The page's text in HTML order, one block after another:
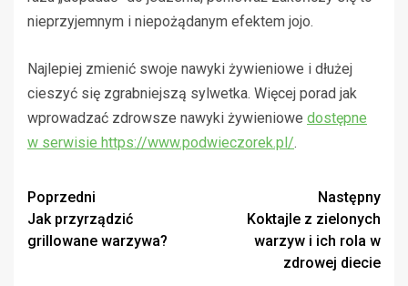
nieprzyjemnym i niepożądanym efektem jojo.
Najlepiej zmienić swoje nawyki żywieniowe i dłużej
cieszyć się zgrabniejszą sylwetka. Więcej porad jak
wprowadzać zdrowsze nawyki żywieniowe dostępne
w serwisie https://www.podwieczorek.pl/.
Zobacz
wpisy
Poprzedni
Jak przyrządzić
grillowane warzywa?
Następny
Koktajle z zielonych
warzyw i ich rola w
zdrowej diecie